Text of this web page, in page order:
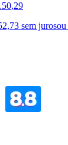
,29
sem jurosou